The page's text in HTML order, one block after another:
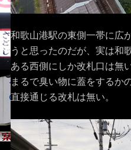
和歌山港駅の東側一帯に広
うと思ったのだが、実は和
ある西側にしか改札口は無
まるで臭い物に蓋をするか
直接通じる改札は無い。